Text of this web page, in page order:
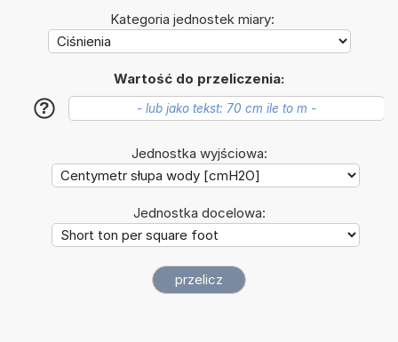
Kategoria jednostek miary:
Wartość do przeliczenia:
?
Jednostka wyjściowa:
Jednostka docelowa: